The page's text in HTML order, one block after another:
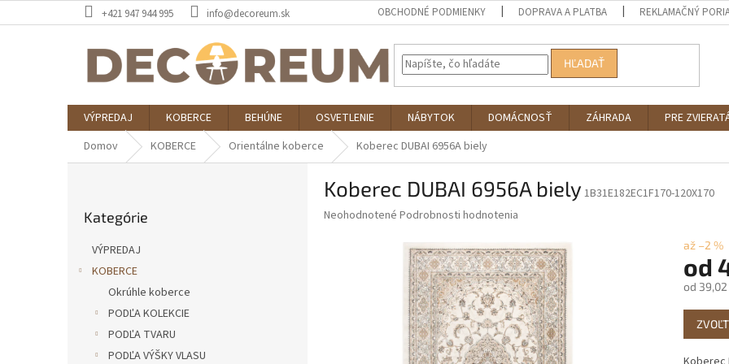
na
+421 947 944 995 info@decoreum.sk OBCHODNÉ PODMIENKY DOPRAVA A PLATBA REKLAMAČNÝ
HĽADAŤ
VÝPREDAJ KOBERCE BEHÚNE OSVETLENIE NÁBYTOK DOMÁCNOSŤ ZÁHRADA
PRE
Domov
KOBERCE Orientálne koberce Koberec DUBAI 6956A biely
kategórie
Kategórie
VÝPREDAJ
KOBERCE
Okrúhle koberce
PODĽA KOLEKCIE
PODĽA TVARU
PODĽA VÝŠKY VLASU
Koberec DUBAI 6956A biely 1B31E182EC1F170-120X170
Priemerné
Neohodnotené Podrobnosti hodnotenia
až –2 %
od
od
cena: